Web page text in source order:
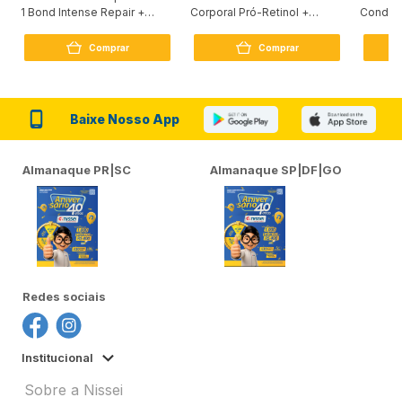
1 Bond Intense Repair +
Comprar
Corporal Pró-Retinol +
Comprar
Baixe Nosso App
Almanaque PR|SC Almanaque SP|DF|GO
Redes sociais
Institucional
Sobre a Nissei